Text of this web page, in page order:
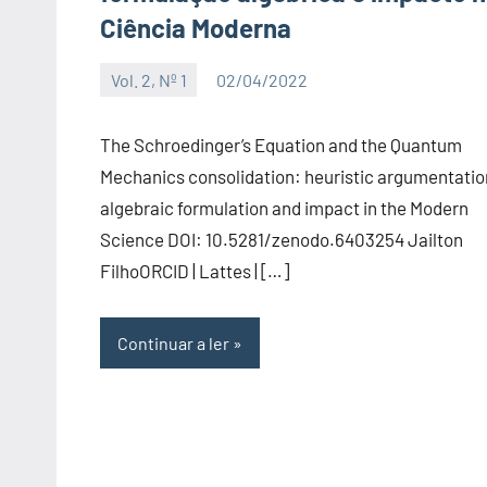
Ciência Moderna
Vol. 2, Nº 1 02/04/2022
Editor
The Schroedinger’s Equation and the Quantum
Mechanics consolidation: heuristic
algebraic formulation and impact in the Modern
Science DOI: 10.5281/zenodo.6403254 Jailton
FilhoORCID | Lattes | […]
Continuar a ler